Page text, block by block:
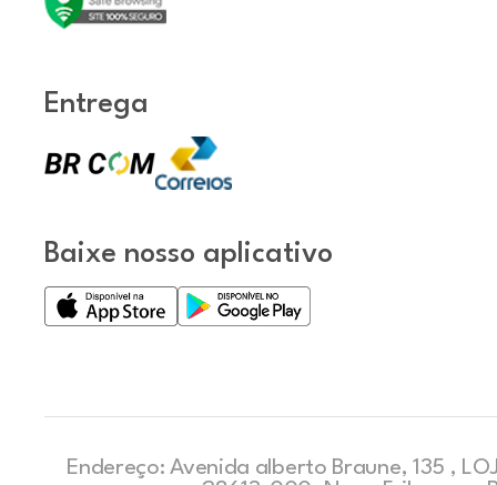
Entrega
Baixe nosso aplicativo
Endereço: Avenida alberto Braune, 135 ,